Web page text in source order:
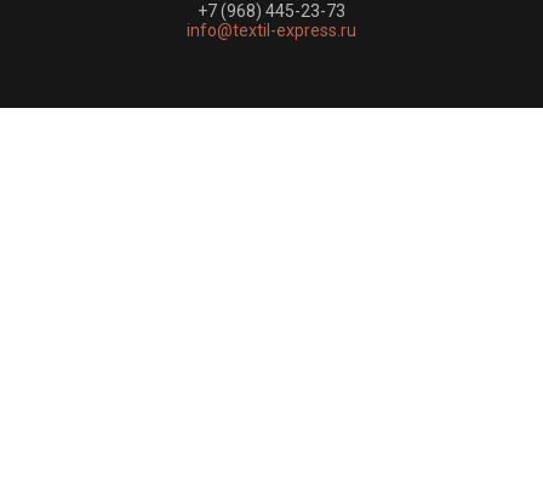
+7 (968) 445-23-73
info@textil-express.ru